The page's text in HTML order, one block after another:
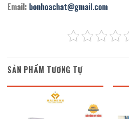
Email: bonhoachat@gmail.com
SẢN PHẨM TƯƠNG TỰ